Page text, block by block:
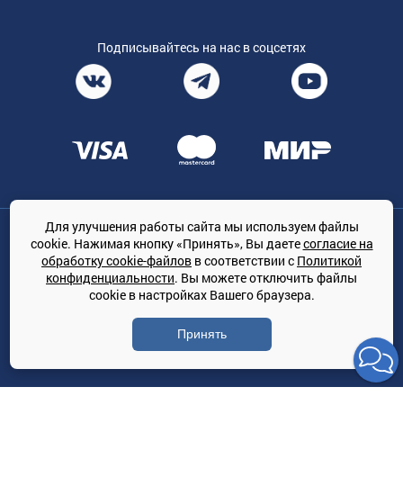
Подписывайтесь на нас в соцсетях
Общество с ограниченной ответственностью «ТРЕЙДКОН», ОГРН:
1167847364079, 197022, г. Санкт-Петербург, проспект Медиков, 7
КЛИМАТПРОФ.ONLINE - оптовая продажа кондиционеров и
климатической техники на территории РФ
© Сайт принадлежит ООО «ТРЕЙДКОН»
Политика конфиденциальности
Для улучшения работы сайта мы используем файлы
cookie. Нажимая кнопку «Принять», Вы даетесогласие на
обработку cookie-файлов в соответствии с Политикой
конфиденциальности. Вы можете отключить файлы
cookie в настройках Вашего браузера.
Принять